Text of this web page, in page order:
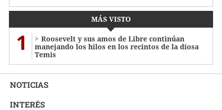
MÁS VISTO
1
Roosevelt y sus amos de Libre continúan
manejando los hilos en los recintos de la diosa
Temis
NOTICIAS
INTERÉS